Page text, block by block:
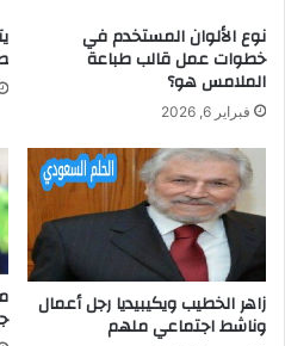
نوع الألوان المستخدم في
خطوات عمل قالب طباعة
الملامس هو؟
فبراير 6, 2026
زاهر الخطيب ويكيبيديا رجل أعمال
وناشط اجتماعي ملهم